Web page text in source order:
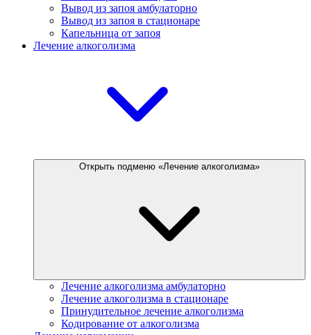
Вывод из запоя амбулаторно
Вывод из запоя в стационаре
Капельница от запоя
Лечение алкоголизма
Открыть подменю «Лечение алкоголизма»
Лечение алкоголизма амбулаторно
Лечение алкоголизма в стационаре
Принудительное лечение алкоголизма
Кодирование от алкоголизма